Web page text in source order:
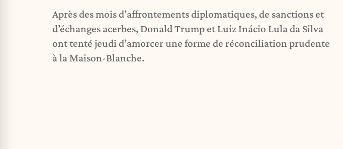
Après des mois d’affrontements diplomatiques, de sanctions et
d’échanges acerbes, Donald Trump et Luiz Inácio Lula da Silva
ont tenté jeudi d’amorcer une forme de réconciliation prudente
à la Maison-Blanche.